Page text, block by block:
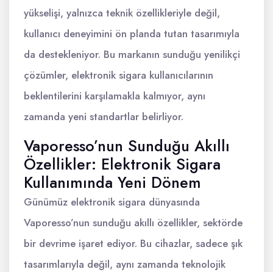
yükselişi, yalnızca teknik özellikleriyle değil,
kullanıcı deneyimini ön planda tutan tasarımıyla
da destekleniyor. Bu markanın sunduğu yenilikçi
çözümler, elektronik sigara kullanıcılarının
beklentilerini karşılamakla kalmıyor, aynı
zamanda yeni standartlar belirliyor.
Vaporesso’nun Sunduğu Akıllı
Özellikler: Elektronik Sigara
Kullanımında Yeni Dönem
Günümüz elektronik sigara dünyasında
Vaporesso’nun sunduğu akıllı özellikler, sektörde
bir devrime işaret ediyor. Bu cihazlar, sadece şık
tasarımlarıyla değil, aynı zamanda teknolojik